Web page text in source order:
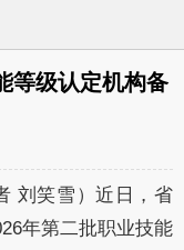
等级认定机构备
刘笑雪）近日，省
年第二批职业技能